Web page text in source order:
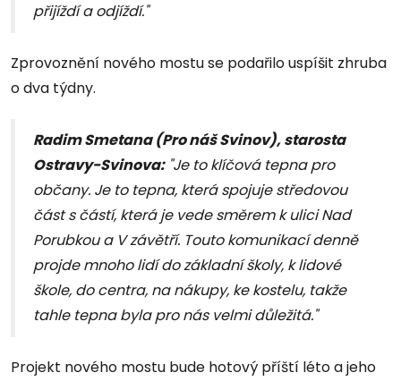
přijíždí a odjíždí."
Zprovoznění nového mostu se podařilo uspíšit zhruba
o dva týdny.
Radim Smetana (Pro náš Svinov), starosta
Ostravy-Svinova:"Je to klíčová tepna pro
občany. Je to tepna, která spojuje středovou
část s částí, která je vede směrem k ulici Nad
Porubkou a V závětří. Touto komunikací denně
projde mnoho lidí do základní školy, k lidové
škole, do centra, na nákupy, ke kostelu, takže
tahle tepna byla pro nás velmi důležitá."
Projekt nového mostu bude hotový příští léto a jeho